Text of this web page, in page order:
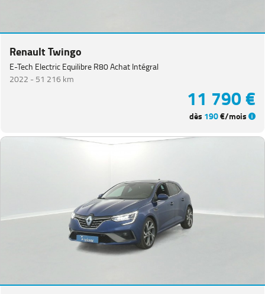
Renault Twingo
E-Tech Electric Equilibre R80 Achat Intégral
2022 -51 216 km
11 790 €
dès 190€/mois